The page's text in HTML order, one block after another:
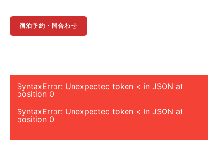
宿泊予約・問合わせ
SyntaxError: Unexpected token < in JSON at
position 0
SyntaxError: Unexpected token < in JSON at
position 0